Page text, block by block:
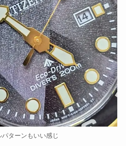
パターンもいい感じ